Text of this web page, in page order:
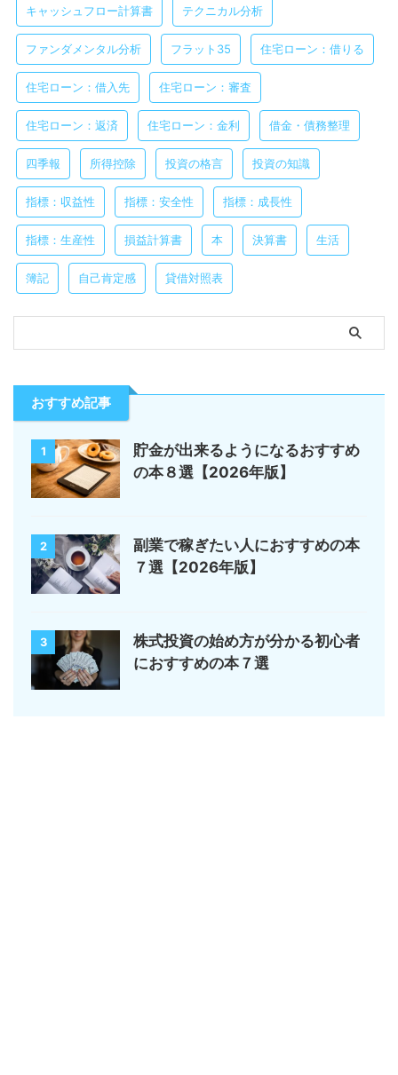
キャッシュフロー計算書 テクニカル分析
ファンダメンタル分析 フラット35 住宅ローン：借りる
住宅ローン：借入先 住宅ローン：審査
住宅ローン：返済 住宅ローン：金利 借金・債務整理
四季報 所得控除 投資の格言 投資の知識
指標：収益性 指標：安全性 指標：成長性
指標：生産性 損益計算書 本 決算書 生活
簿記 自己肯定感 貸借対照表
おすすめ記事
1
貯金が出来るようになるおすすめ
の本８選【2026年版】
2
副業で稼ぎたい人におすすめの本
７選【2026年版】
3
株式投資の始め方が分かる初心者
におすすめの本７選